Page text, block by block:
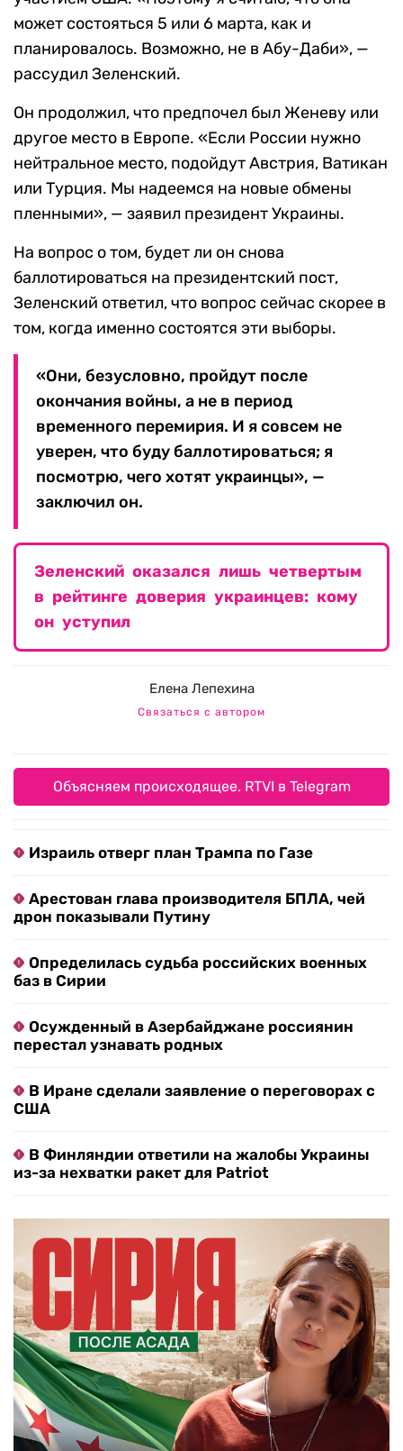
может состояться 5 или 6 марта, как и
планировалось. Возможно, не в Абу-Даби», —
рассудил Зеленский.
Он продолжил, что предпочел был Женеву или
другое место в Европе. «Если России нужно
нейтральное место, подойдут Австрия, Ватикан
или Турция. Мы надеемся на новые обмены
пленными», — заявил президент Украины.
На вопрос о том, будет ли он снова
баллотироваться на президентский пост,
Зеленский ответил, что вопрос сейчас скорее в
том, когда именно состоятся эти выборы.
«Они, безусловно, пройдут после
окончания войны, а не в период
временного перемирия. И я совсем не
уверен, что буду баллотироваться; я
посмотрю, чего хотят украинцы», —
заключил он.
Зеленский оказался лишь четвертым
в рейтинге доверия украинцев: кому
он уступил
Елена Лепехина
Связаться с автором
Объясняем происходящее. RTVI в Telegram
Израиль отверг план Трампа по Газе
Арестован глава производителя БПЛА, чей
дрон показывали Путину
Определилась судьба российских военных
баз в Сирии
Осужденный в Азербайджане россиянин
перестал узнавать родных
В Иране сделали заявление о переговорах с
США
В Финляндии ответили на жалобы Украины
из-за нехватки ракет для Patriot